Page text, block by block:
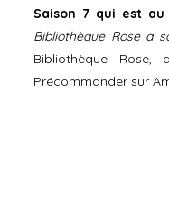
Saison 7 qui est
Bibliothèque Rose a
Bibliothèque Rose,
Précommander sur